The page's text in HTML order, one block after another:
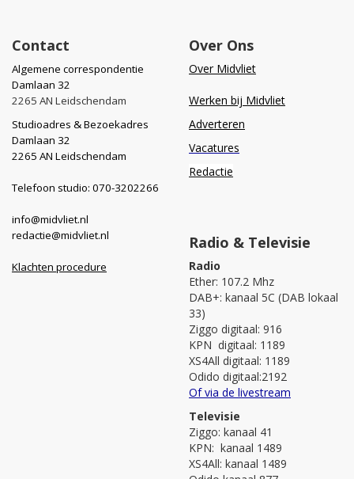
Contact
Algemene correspondentie
Damlaan 32
2265 AN Leidschendam
Studioadres & Bezoekadres
Damlaan 32
2265 AN Leidschendam
Telefoon studio: 070-3202266
info@midvliet.nl
redactie@midvliet.nl
Klachten procedure
Over Ons
Over Midvliet
Werken bij Midvliet
Adverteren
Vacatures
Redactie
Radio & Televisie
Radio
Ether: 107.2 Mhz
DAB+: kanaal 5C (DAB lokaal
33)
Ziggo digitaal: 916
KPN digitaal: 1189
XS4All digitaal: 1189
Odido digitaal:2192
Of via de livestream
Televisie
Ziggo: kanaal 41
KPN: kanaal 1489
XS4All: kanaal 1489